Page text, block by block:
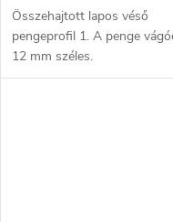
Összehajtott lapos véső
pengeprofil 1. A penge
12 mm széles.